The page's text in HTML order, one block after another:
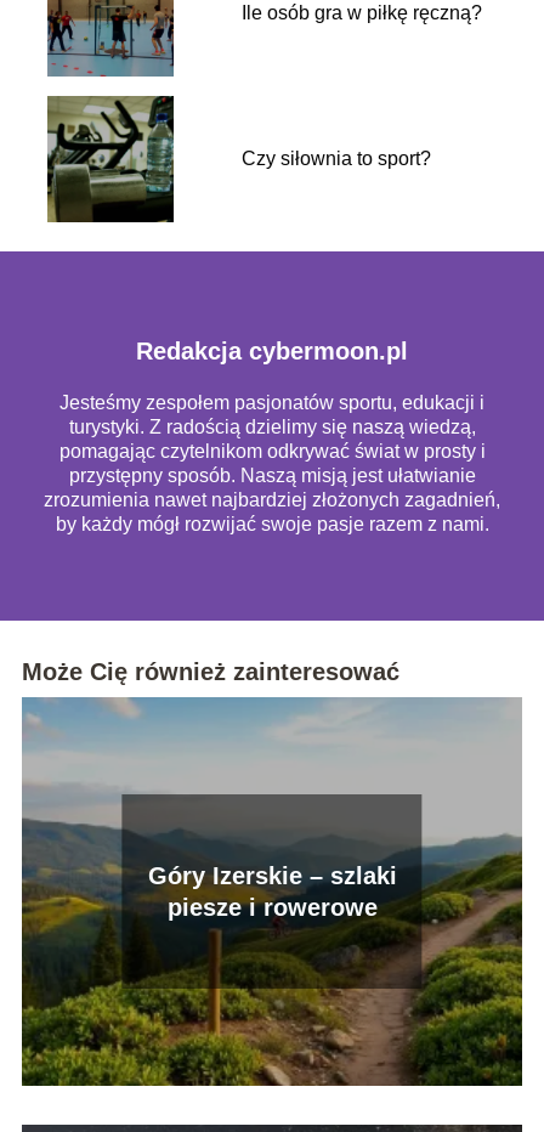
Ile osób gra w piłkę ręczną?
Czy siłownia to sport?
Redakcja cybermoon.pl
Jesteśmy zespołem pasjonatów sportu, edukacji i
turystyki. Z radością dzielimy się naszą wiedzą,
pomagając czytelnikom odkrywać świat w prosty i
przystępny sposób. Naszą misją jest ułatwianie
zrozumienia nawet najbardziej złożonych zagadnień,
by każdy mógł rozwijać swoje pasje razem z nami.
Może Cię również zainteresować
Góry Izerskie – szlaki
piesze i rowerowe